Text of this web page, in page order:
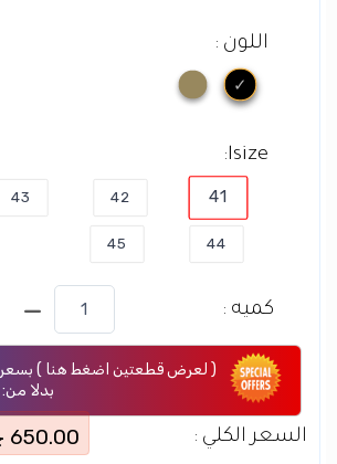
اللون :
lsize:
41
42
43
44
45
كميه :
( لعرض قطعتين اضغط هنا ) بسعر
بدلا من:
السعر الكلي : 650.00 جم